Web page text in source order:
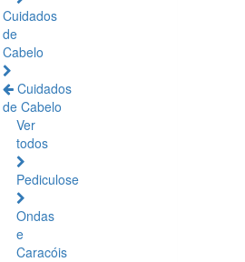
Cuidados
de
Cabelo
Cuidados
de Cabelo
Ver
todos
Pediculose
Ondas
e
Caracóis